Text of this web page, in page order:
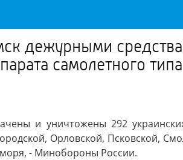
дежурными
самолетного
и уничтожены 292
Орловской, Псковской,
моря, - Минобороны России.